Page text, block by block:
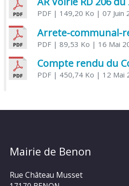
PDF| 149,20 Ko | 07 Juin
PDF| 89,53 Ko | 16 Mai
PDF| 450,74 Ko | 12 Mai
Mairie de Benon
Rue Château Musset